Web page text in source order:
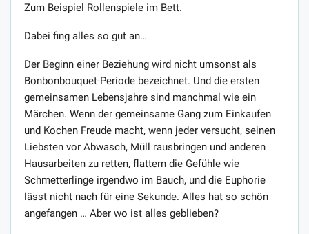
Zum Beispiel Rollenspiele im Bett.
Dabei fing alles so gut an…
Der Beginn einer Beziehung wird nicht umsonst als
Bonbonbouquet-Periode bezeichnet. Und die ersten
gemeinsamen Lebensjahre sind manchmal wie ein
Märchen. Wenn der gemeinsame Gang zum Einkaufen
und Kochen Freude macht, wenn jeder versucht, seinen
Liebsten vor Abwasch, Müll rausbringen und anderen
Hausarbeiten zu retten, flattern die Gefühle wie
Schmetterlinge irgendwo im Bauch, und die Euphorie
lässt nicht nach für eine Sekunde. Alles hat so schön
angefangen … Aber wo ist alles geblieben?